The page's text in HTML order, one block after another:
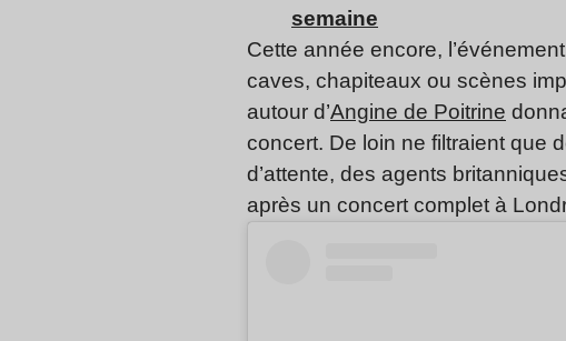
semaine
Cette année encore,
caves, chapiteaux ou scènes
autour d’Angine de Poitrine
concert. De loin ne filtraient que
d’attente, des agents
après un concert complet à